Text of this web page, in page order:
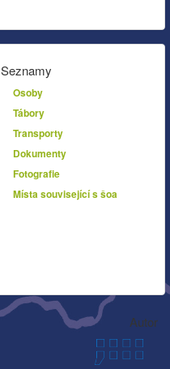
Seznamy
Osoby
Tábory
Transporty
Dokumenty
Fotografie
Místa související s šoa
Autor